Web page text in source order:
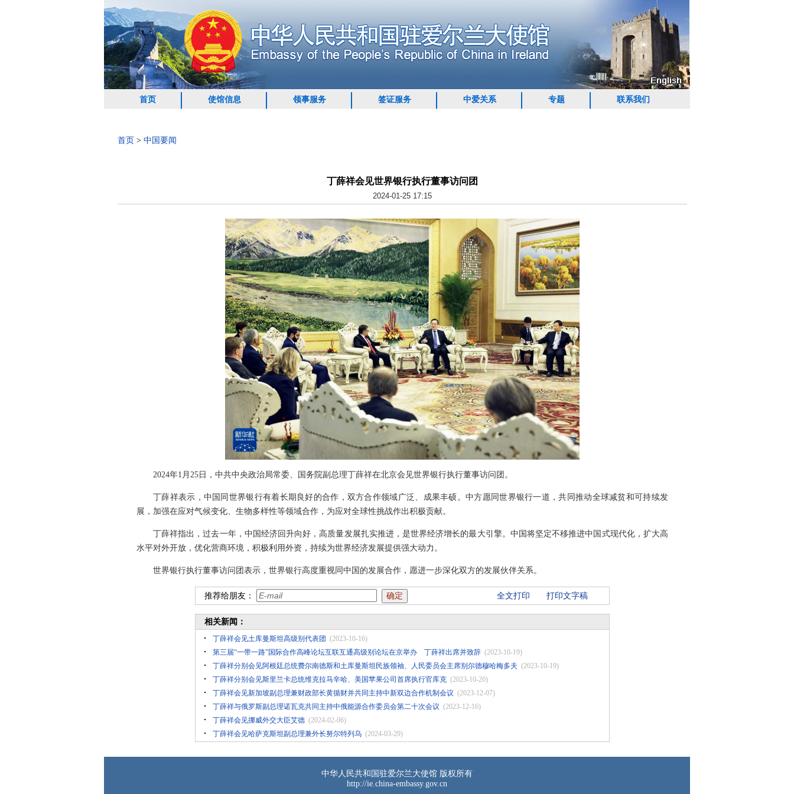
首页 使馆信息 领事服务 签证服务 中爱关系 专题 联系我们
首页 > 中国要闻
丁薛祥会见世界银行执行董事访问团
2024-01-25 17:15
2024年1月25日，中共中央政治局常委、国务院副总理丁薛祥在北京会见世界银行执行董事访问团。
丁薛祥表示，中国同世界银行有着长期良好的合作，双方合作领域广泛、成果丰硕。中方愿同世界银行一道，共同推动全球减贫和可持续发
展，加强在应对气候变化、生物多样性等领域合作，为应对全球性挑战作出积极贡献。
丁薛祥指出，过去一年，中国经济回升向好，高质量发展扎实推进，是世界经济增长的最大引擎。中国将坚定不移推进中国式现代化，扩大高
水平对外开放，优化营商环境，积极利用外资，持续为世界经济发展提供强大动力。
世界银行执行董事访问团表示，世界银行高度重视同中国的发展合作，愿进一步深化双方的发展伙伴关系。
推荐给朋友： 全文打印 打印文字稿
相关新闻：
丁薛祥会见土库曼斯坦高级别代表团 (2023-10-16)
第三届“一带一路”国际合作高峰论坛互联互通高级别论坛在京举办 丁薛祥出席并致辞 (2023-10-19)
丁薛祥分别会见阿根廷总统费尔南德斯和土库曼斯坦民族领袖、人民委员会主席别尔德穆哈梅多夫 (2023-10-19)
丁薛祥分别会见斯里兰卡总统维克拉马辛哈、美国苹果公司首席执行官库克 (2023-10-20)
丁薛祥会见新加坡副总理兼财政部长黄循财并共同主持中新双边合作机制会议 (2023-12-07)
丁薛祥与俄罗斯副总理诺瓦克共同主持中俄能源合作委员会第二十次会议 (2023-12-16)
丁薛祥会见挪威外交大臣艾德 (2024-02-06)
丁薛祥会见哈萨克斯坦副总理兼外长努尔特列乌 (2024-03-29)
中华人民共和国驻爱尔兰大使馆 版权所有
http://ie.china-embassy.gov.cn